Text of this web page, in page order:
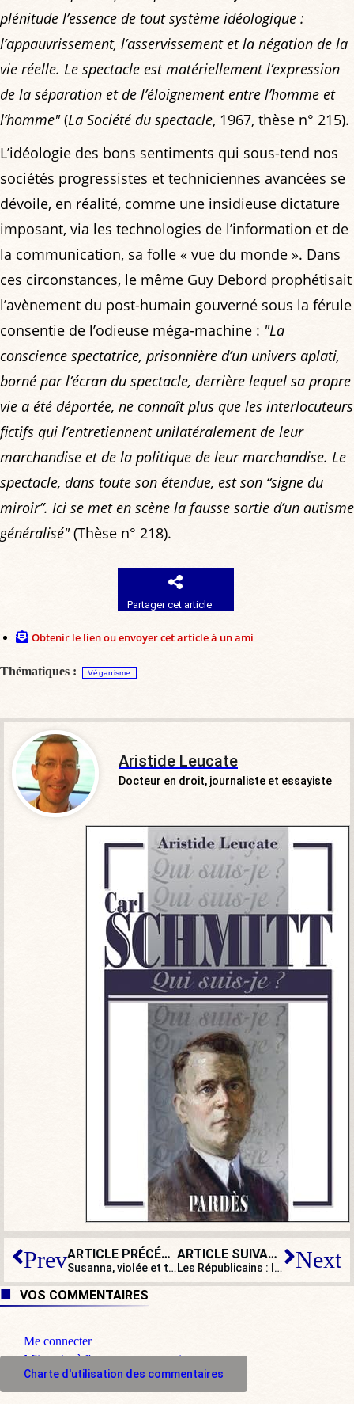
plénitude l’essence de tout système idéologique :
l’appauvrissement, l’asservissement et la négation de la
vie réelle. Le spectacle est matériellement l’expression
de la séparation et de l’éloignement entre l’homme et
l’homme"(La Société du spectacle, 1967, thèse n° 215).
L’idéologie des bons sentiments qui sous-tend nos
sociétés progressistes et techniciennes avancées se
dévoile, en réalité, comme une insidieuse dictature
imposant, via les technologies de l’information et de
la communication, sa folle « vue du monde ». Dans
ces circonstances, le même Guy Debord prophétisait
l’avènement du post-humain gouverné sous la férule
consentie de l’odieuse méga-machine : "La
conscience spectatrice, prisonnière d’un univers aplati,
borné par l’écran du spectacle, derrière lequel sa propre
vie a été déportée, ne connaît plus que les interlocuteurs
fictifs qui l’entretiennent unilatéralement de leur
marchandise et de la politique de leur marchandise. Le
spectacle, dans toute son étendue, est son “signe du
miroir”. Ici se met en scène la fausse sortie d’un autisme
généralisé"(Thèse n° 218).
Partager cet article
Obtenir le lien ou envoyer cet article à un ami
Thématiques : Véganisme
Aristide Leucate
Docteur en droit, journaliste et essayiste
Prev ARTICLE PRÉCÉDENT
Susanna, violée et tuée : une nouvelle victime de la politique migratoire d’Angela Merkel ?
ARTICLE SUIVANT
Les Républicains : le tract de la discorde Next
VOS COMMENTAIRES
Me connecter
M'inscrire à l'espace commentaire
Charte d'utilisation des commentaires